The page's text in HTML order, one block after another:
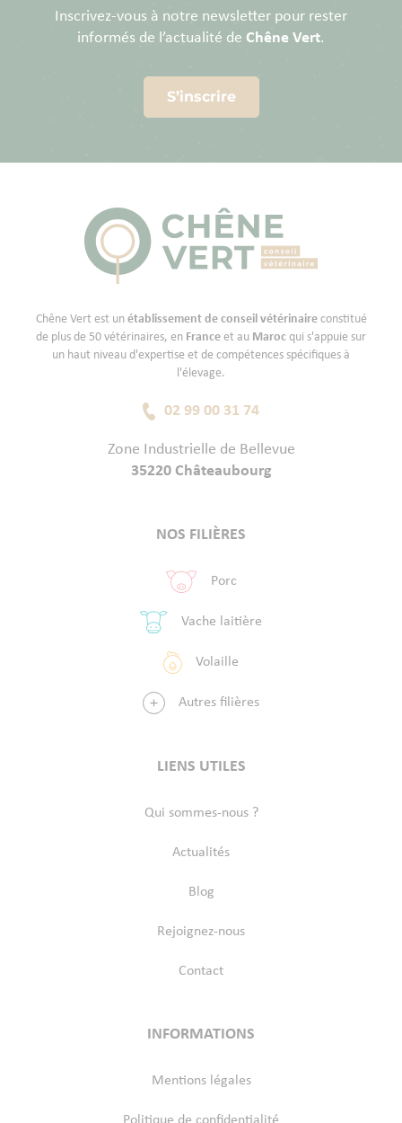
Inscrivez-vous à notre newsletter pour rester
informés de l’actualité de Chêne Vert.
S’inscrire
Chêne Vert est un établissement de conseil vétérinaireconstitué
de plus de 50 vétérinaires, en France et au Maroc qui s'appuie sur
un haut niveau d'expertise et de compétences spécifiques à
l'élevage.
02 99 00 31 74
Zone Industrielle de Bellevue
35220 Châteaubourg
NOS FILIÈRES
Porc
Vache laitière
Volaille
Autres filières
LIENS UTILES
Qui sommes-nous ?
Actualités
Blog
Rejoignez-nous
Contact
INFORMATIONS
Mentions légales